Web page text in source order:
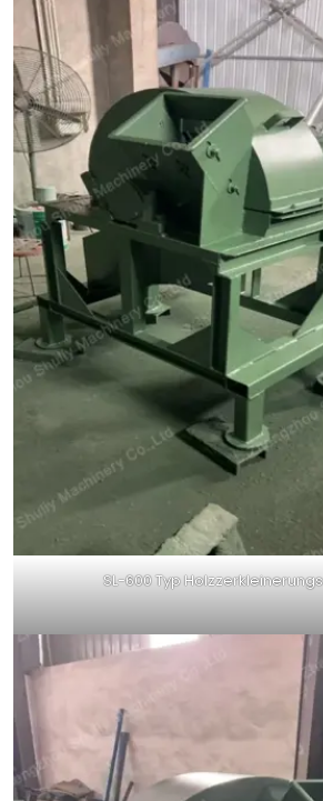
SL-600 Typ